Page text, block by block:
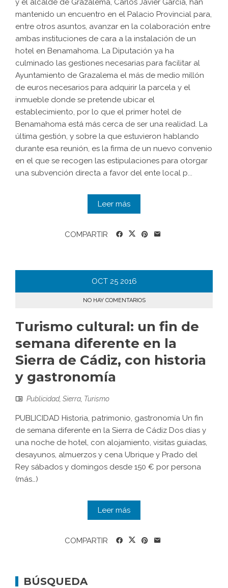
y el alcalde de Grazalema, Carlos Javier García, han
mantenido un encuentro en el Palacio Provincial para,
entre otros asuntos, avanzar en la colaboración entre
ambas instituciones de cara a la instalación de un
hotel en Benamahoma. La Diputación ya ha
culminado las gestiones necesarias para facilitar al
Ayuntamiento de Grazalema el más de medio millón
de euros necesarios para adquirir la parcela y el
inmueble donde se pretende ubicar el
establecimiento, por lo que el primer hotel de
Benamahoma está más cerca de ser una realidad. La
última gestión, y sobre la que estuvieron hablando
durante esa reunión, es la firma de un nuevo convenio
en el que se recogen las estipulaciones para otorgar
una subvención directa a favor del ente local p...
Leer más
COMPARTIR
OCT 25 2016
NO HAY COMENTARIOS
Turismo cultural: un fin de
semana diferente en la
Sierra de Cádiz, con historia
y gastronomía
Publicidad, Sierra Turismo
PUBLICIDAD Historia, patrimonio, gastronomía Un fin
de semana diferente en la Sierra de Cádiz Dos días y
una noche de hotel, con alojamiento, visitas guiadas,
desayunos, almuerzos y cena Ubrique y Prado del
Rey sábados y domingos desde 150 € por persona
(más…)
Leer más
COMPARTIR
BÚSQUEDA